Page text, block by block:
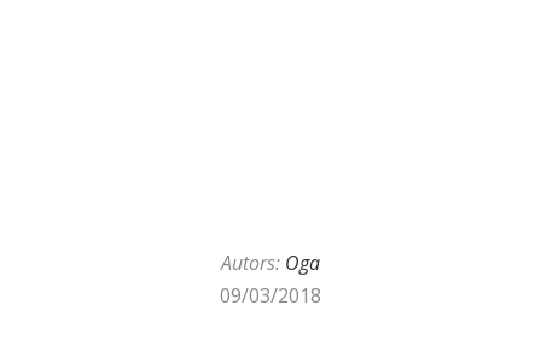
Autors: Oga
09/03/2018